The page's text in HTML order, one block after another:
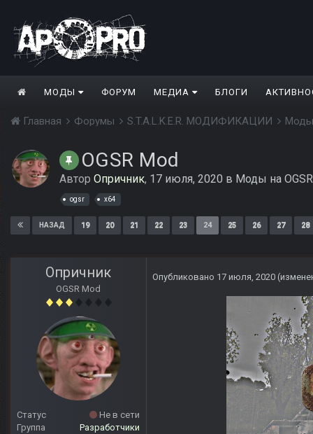
МОДЫ ФОРУМ МЕДИА БЛОГИ
Главная Форумы S.T.A.L.K.E.R. МОДИФИКАЦИИ
OGSR Mod
Автор Опричник, 17 июля, 2020 в Моды на
ogsr x64
НАЗАД 19 20 21 22 23 24 25 26 27 28
Опричник
OGSR Mod
Статус
Не в сети
Группа
Разработчики
Опубликовано 17 июля, 2020